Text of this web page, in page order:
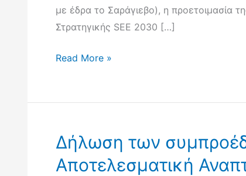
με έδρα το Σαράγιεβο), η προετοιμασία
Στρατηγικής SEE 2030 […]
Στρατηγική
Ευρώπη
Read More »
Δήλωση των
Αποτελεσματική